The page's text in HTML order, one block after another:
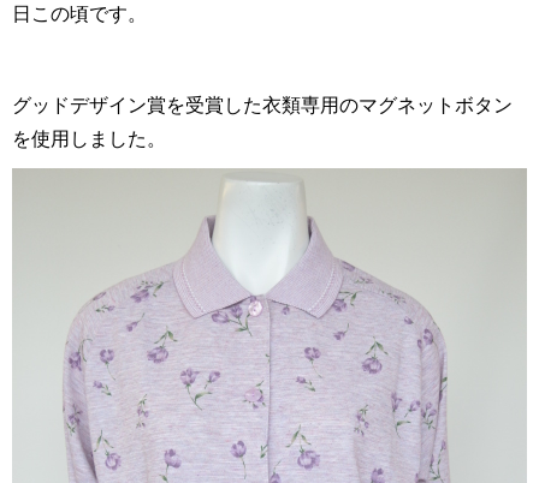
日この頃です。
グッドデザイン賞を受賞した衣類専用のマグネットボタン
を使用しました。